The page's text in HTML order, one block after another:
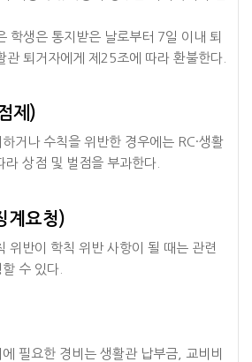
학생은 통지받은 날로부터 7일 이내 퇴
관 퇴거자에게 제25조에 따라 환불한다.
제)
거나 수칙을 위반한 경우에는 RC·생활
라 상점 및 벌점을 부과한다.
계요청)
위반이 학칙 위반 사항이 될 때는 관련
수 있다.
필요한 경비는 생활관 납부금, 교비비